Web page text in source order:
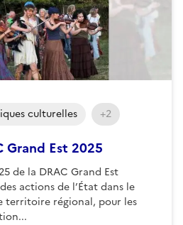
Grand Est 2025
de la DRAC Grand Est
actions de l’État dans le
territoire régional, pour les
culturelles +2